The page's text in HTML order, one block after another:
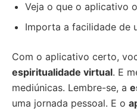
Veja o que o aplicativo
Importa a facilidade de
Com o aplicativo certo,
espiritualidade virtual. E
mediúnicas. Lembre-se, a
uma jornada pessoal. E o